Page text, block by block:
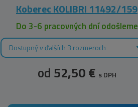
Koberec KOLIBRI 11492/159
Do 3-6 pracovných dní odošleme
Dostupný v ďalších 3 rozmeroch
od 52,50 € s DPH